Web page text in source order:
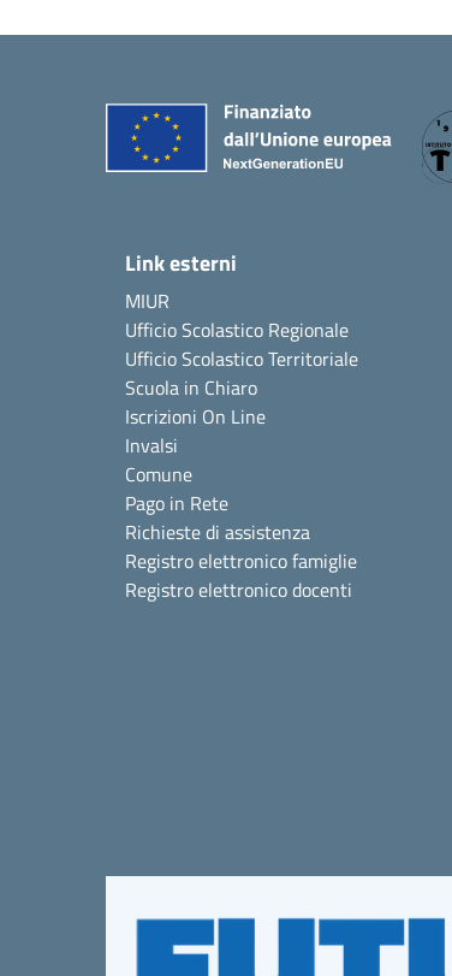
Link esterni
MIUR
Ufficio Scolastico Regionale
Ufficio Scolastico Territoriale
Scuola in Chiaro
Iscrizioni On Line
Invalsi
Comune
Pago in Rete
Richieste di assistenza
Registro elettronico famiglie
Registro elettronico docenti